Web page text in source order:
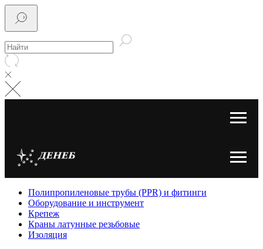
Полипропиленовые трубы (PPR) и фитинги
Оборудование и инструмент
Крепеж
Краны латунные резьбовые
Изоляция